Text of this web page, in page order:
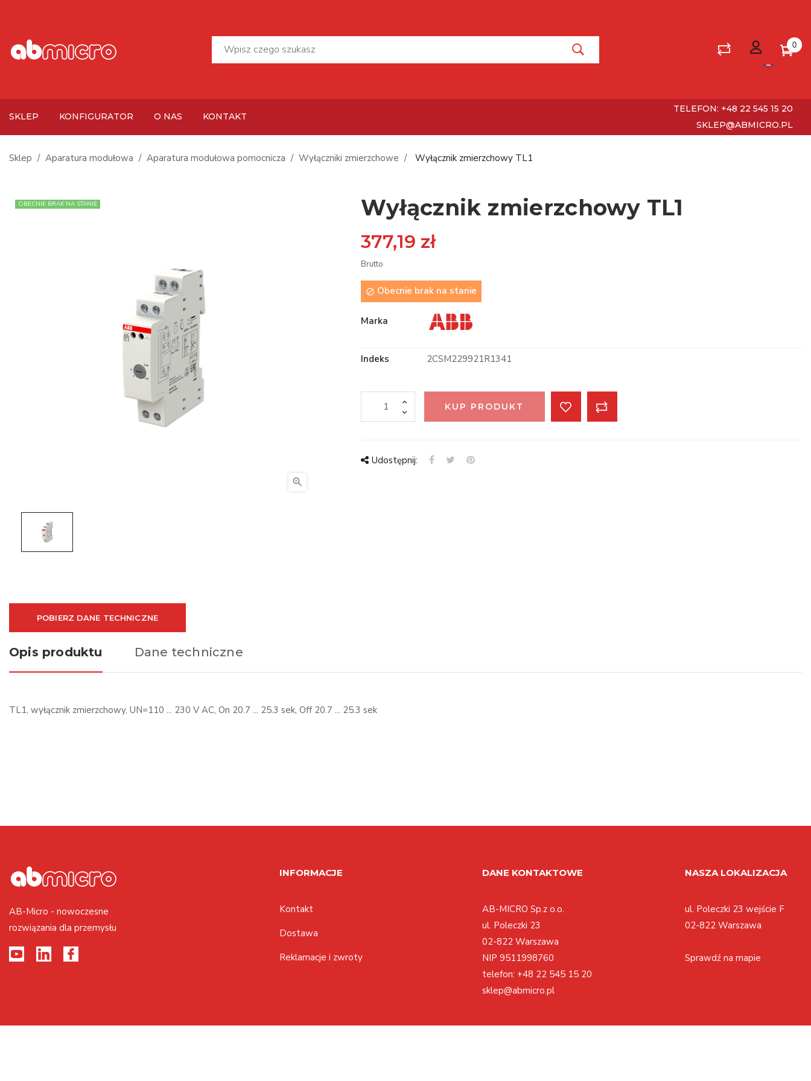
0
SKLEP KONFIGURATOR O NAS KONTAKT
TELEFON: +48 22 545 15 20
SKLEP@ABMICRO.PL
Sklep Aparatura modułowa Aparatura modułowa pomocnicza Wyłączniki zmierzchowe Wyłącznik zmierzchowy TL1
OBECNIE BRAK NA STANIE

Wyłącznik zmierzchowy TL1
377,19 zł
Brutto
 Obecnie brak na stanie
Marka
Indeks 2CSM229921R1341
KUP PRODUKT
Udostępnij:
POBIERZ DANE TECHNICZNE
Opis produktu Dane techniczne
TL1, wyłącznik zmierzchowy, UN=110 ... 230 V AC, On 20.7 ... 25.3 sek, Off 20.7 ... 25.3 sek
AB-Micro - nowoczesne
rozwiązania dla przemysłu
INFORMACJE
Kontakt
Dostawa
Reklamacje i zwroty
DANE KONTAKTOWE
AB-MICRO Sp.z o.o.
ul. Poleczki 23
02-822 Warszawa
NIP 9511998760
telefon: +48 22 545 15 20
sklep@abmicro.pl
NASZA LOKALIZACJA
ul. Poleczki 23 wejście F
02-822 Warszawa
Sprawdź na mapie